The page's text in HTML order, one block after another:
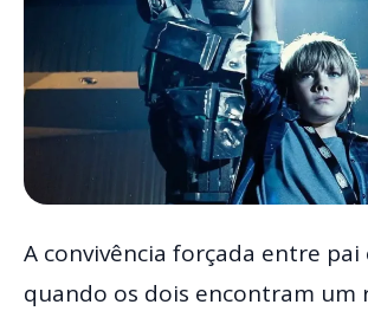
A convivência forçada entre
quando os dois encontram um